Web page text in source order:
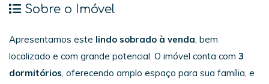
Sobre o Imóvel
Apresentamos este lindo sobrado à venda, bem
localizado e com grande potencial. O imóvel conta com 3
dormitórios, oferecendo amplo espaço para sua família, e